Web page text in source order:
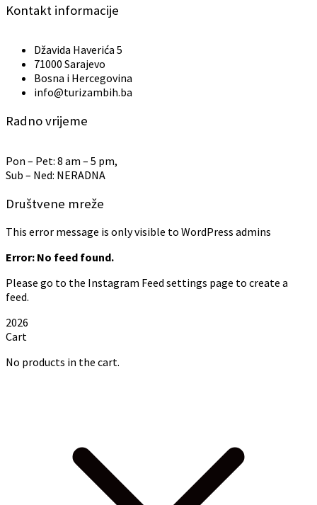
Kontakt informacije
Džavida Haverića 5
71000 Sarajevo
Bosna i Hercegovina
info@turizambih.ba
Radno vrijeme
Pon – Pet: 8 am – 5 pm,
Sub – Ned: NERADNA
Društvene mreže
This error message is only visible to WordPress admins
Error: No feed found.
Please go to the Instagram Feed settings page to create a
feed.
2026
Cart
No products in the cart.